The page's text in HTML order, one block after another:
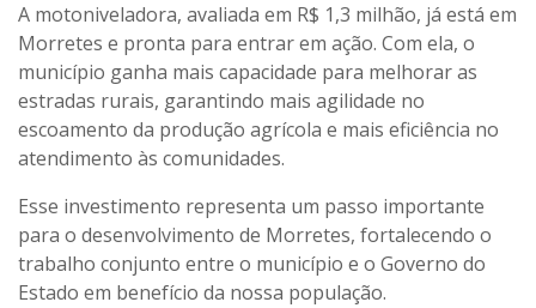
A motoniveladora, avaliada em R$ 1,3 milhão, já está em
Morretes e pronta para entrar em ação. Com ela, o
município ganha mais capacidade para melhorar as
estradas rurais, garantindo mais agilidade no
escoamento da produção agrícola e mais eficiência no
atendimento às comunidades.
Esse investimento representa um passo importante
para o desenvolvimento de Morretes, fortalecendo o
trabalho conjunto entre o município e o Governo do
Estado em benefício da nossa população.